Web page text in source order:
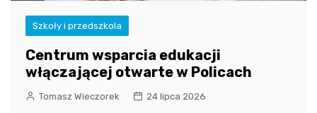
Szkoły i przedszkola
Centrum wsparcia edukacji
włączającej otwarte w Policach
Tomasz Wieczorek 24 lipca 2026